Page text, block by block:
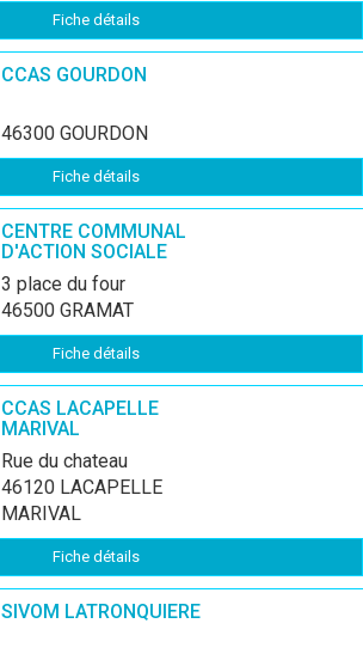
Fiche détails
CCAS GOURDON
46300 GOURDON
Fiche détails
CENTRE COMMUNAL
D'ACTION SOCIALE
3 place du four
46500 GRAMAT
Fiche détails
CCAS LACAPELLE
MARIVAL
rue du chateau
46120 LACAPELLE
MARIVAL
Fiche détails
SIVOM LATRONQUIERE